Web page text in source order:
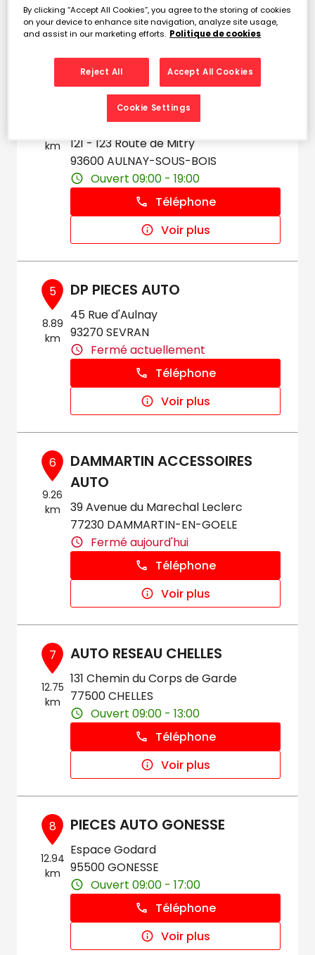
Téléphone
Voir plus
km
DESTOCK PIECES AUTO
AULNAY SAS
121 - 123 Route de Mitry
93600 AULNAY-SOUS-BOIS
Ouvert 09:00 - 19:00
Téléphone
Voir plus
5
8.89
km
DP PIECES AUTO
45 Rue d'Aulnay
93270 SEVRAN
Fermé actuellement
Téléphone
Voir plus
6
9.26
km
DAMMARTIN ACCESSOIRES
AUTO
39 Avenue du Marechal Leclerc
77230 DAMMARTIN-EN-GOELE
Fermé aujourd'hui
Téléphone
Voir plus
7
12.75
km
AUTO RESEAU CHELLES
131 Chemin du Corps de Garde
77500 CHELLES
Ouvert 09:00 - 13:00
Téléphone
Voir plus
8
12.94
km
PIECES AUTO GONESSE
Espace Godard
95500 GONESSE
Ouvert 09:00 - 17:00
Téléphone
Voir plus
By clicking “Accept All Cookies”, you agree to the storing of cookies
on your device to enhance site navigation, analyze site usage,
and assist in our marketing efforts. Politique de cookies
Reject All Accept All Cookies
Cookie Settings